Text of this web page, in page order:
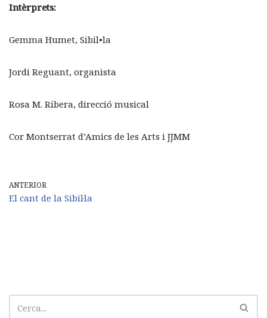
Intèrprets:
Gemma Humet, Sibil•la
Jordi Reguant, organista
Rosa M. Ribera, direcció musical
Cor Montserrat d’Amics de les Arts i JJMM
ANTERIOR
El cant de la Sibil·la